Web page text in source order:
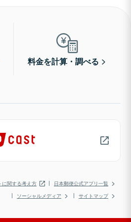
料金を計算・調べる
に関する考え方
日本郵便公式アプリ一覧
ソーシャルメディア
サイトマップ